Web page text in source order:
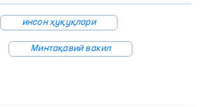
инсон ҳуқуқлари
Минтақавий вакил